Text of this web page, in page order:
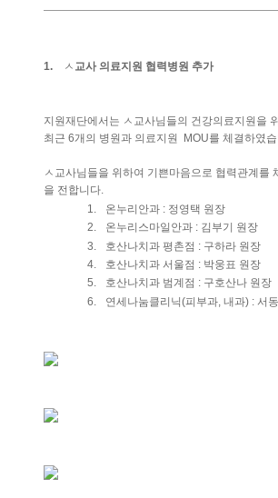
1. ㅅ 교사 의료지원 협력병원 추가
지원재단에서는 ㅅ교사님들의 건강의료지원을
최근 6개의 병원과 의료지원 MOU를 체결하였
ㅅ교사님들을 위하여 기쁜마음으로 협력관계를
을 전합니다.
1.
온누리안과 : 정영택 원장
2. 온누리스마일안과 : 김부기 원장
3. 호산나치과평촌점 : 구하라 원장
4. 호산나치과 서울점 : 박웅표 원장
5. 호산나치과 범계점 : 구호산나 원장
6. 연세나눔클리닉(피부과 내과) : 서